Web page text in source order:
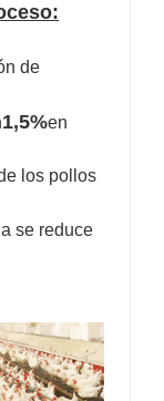
de
1,5%en
los pollos
se reduce